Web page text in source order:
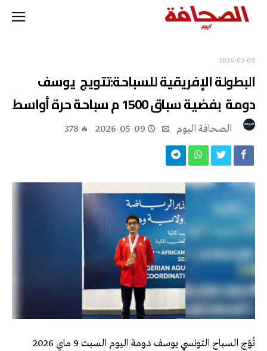
2026-05-09
البطولة الإفريقية للسباحة:تتويج يوسف
دومة بفضية سباق 1500 م سباحة حرة أواسط
2026-05-09
378
تُوّج السباح التونسي يوسف دومة اليوم السبت 9 ماي 2026